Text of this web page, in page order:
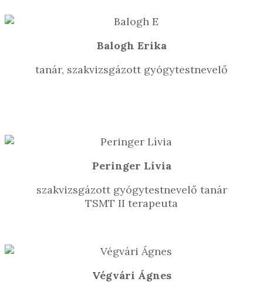
Balogh Erika
tanár, szakvizsgázott gyógytestnevelő
Peringer Lívia
szakvizsgázott gyógytestnevelő tanár
TSMT II terapeuta
Végvári Ágnes